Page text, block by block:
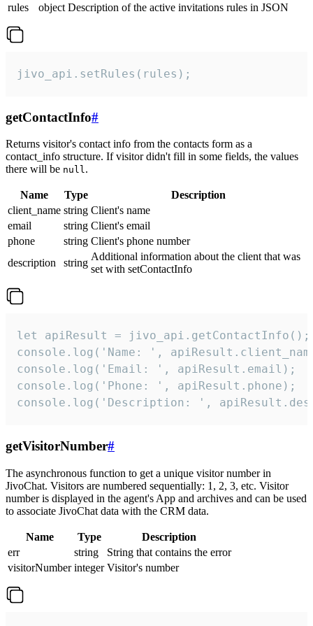
rules
object Description of the active invitations rules in JSON
jivo_api.setRules(rules);
getContactInfo#
Returns visitor's contact info from the contacts form as a
contact_info structure. If visitor didn't fill in some fields, the values
there will be null.
Name Type
Description
client_name string Client's name
email
string Client's email
phone
string Client's phone number
description
string
Additional information about the client that was
set with setContactInfo
let apiResult = jivo_api.getContactInfo();
console.log('Name: ',
console.log('Email: ', apiResult.email);
console.log('Phone: ', apiResult.phone);
console.log('Description: ',
getVisitorNumber#
The asynchronous function to get a unique visitor number in
JivoChat. Visitors are numbered sequentially: 1, 2, 3, etc. Visitor
number is displayed in the agent's App and archives and can be used
to associate JivoChat data with the CRM data.
Name Type
Description
err
string
String that contains the error
visitorNumber integer Visitor's number